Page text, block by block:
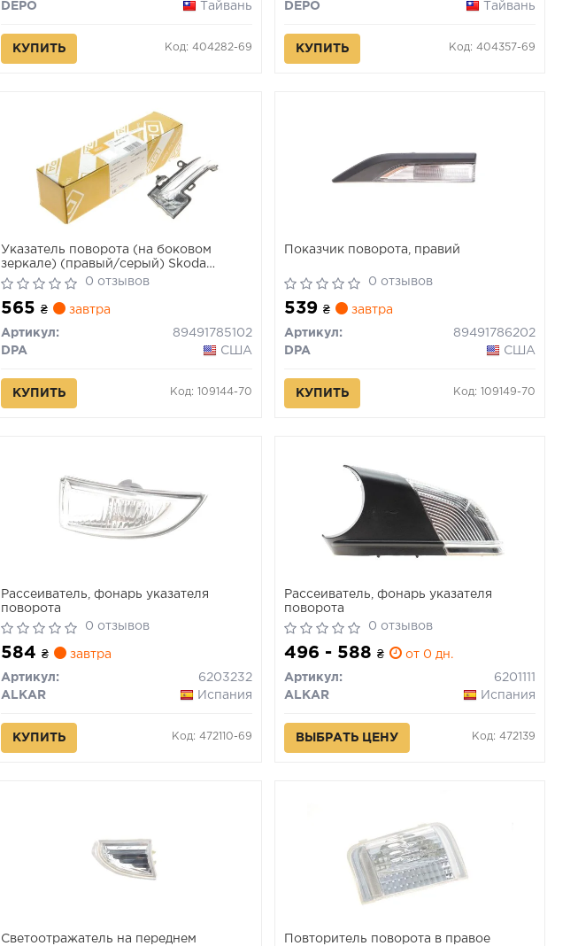
DEPO
Тайвань
КУПИТЬ Код: 404282-69
DEPO
Тайвань
КУПИТЬ Код: 404357-69
Указатель поворота (на боковом
зеркале) (правый/серый) Skoda
Octavia III 12-200 отзывов
565₴ завтра
Артикул:
89491785102
DPA
США
КУПИТЬ Код: 109144-70
Показчик поворота, правий
0 отзывов
539₴ завтра
Артикул:
89491786202
DPA
США
КУПИТЬ Код: 109149-70
Рассеиватель, фонарь указателя
поворота
0 отзывов
584₴ завтра
Артикул:
6203232
ALKAR
Испания
КУПИТЬ Код: 472110-69
Рассеиватель, фонарь указателя
поворота
0 отзывов
496 - 588₴ от 0 дн.
Артикул:
6201111
ALKAR
Испания
ВЫБРАТЬ ЦЕНУ Код: 472139
Светоотражатель на переднем
Повторитель поворота в правое